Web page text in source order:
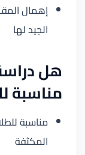
الجيد لها
هل
مناسبة
مناسبة
المكثفة